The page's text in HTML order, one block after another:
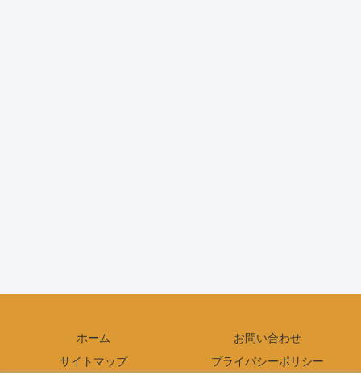
ホーム
お問い合わせ
サイトマップ
プライバシーポリシー